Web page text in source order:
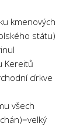
kmenových
státu)
Kereitů
církve
všech